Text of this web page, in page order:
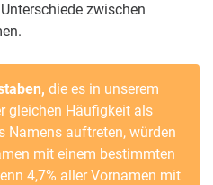
zwischen
die es in unserem
gleichen Häufigkeit als
Namens auftreten, würden
mit einem bestimmten
4,7% aller Vornamen mit